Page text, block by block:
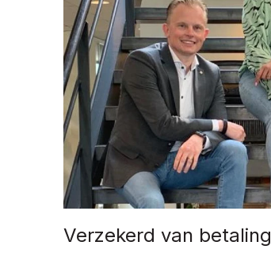
Verzekerd van betaling